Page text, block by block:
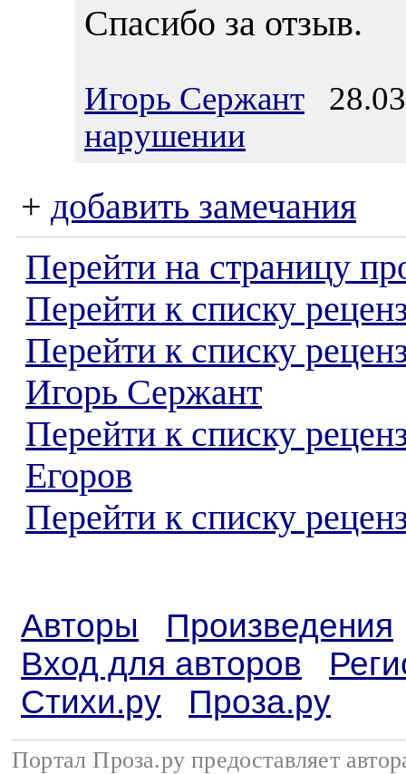
Спасибо за отзыв.
Игорь Сержант
нарушении
+ добавить замечания
Перейти на страницу
Перейти к списку
Перейти к списку
Игорь Сержант
Перейти к списку
Егоров
Перейти к списку
Авторы
Произведения
Вход для авторов
Стихи.ру
Проза.ру
Портал Проза.ру предоставляет